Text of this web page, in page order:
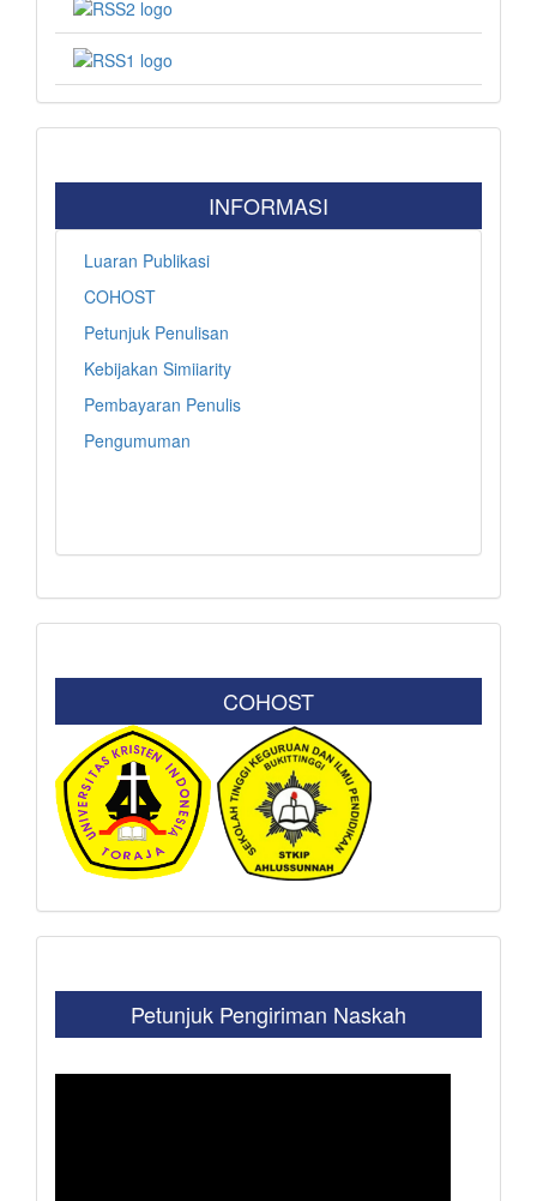
INFORMASI
Luaran Publikasi
COHOST
Petunjuk Penulisan
Kebijakan Simiiarity
Pembayaran Penulis
Pengumuman
COHOST
Petunjuk Pengiriman Naskah